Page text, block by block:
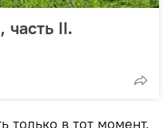
часть II.
только в тот момент,